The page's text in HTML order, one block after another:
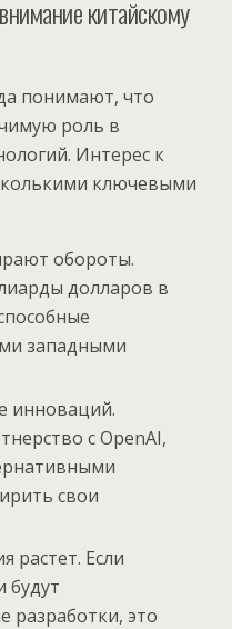
китайскому
понимают, что
роль в
Интерес к
ключевыми
обороты.
долларов в
западными
инноваций.
с OpenAI,
свои
растет. Если
будут
разработки, это